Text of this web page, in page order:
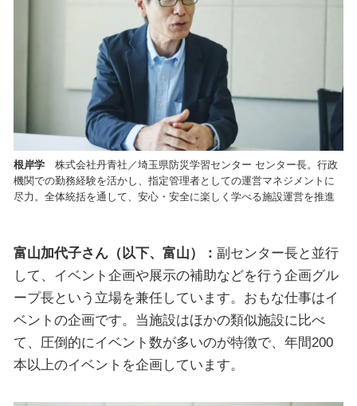
根岸学株式会社丹青社／埼玉県防災学習センター センター長。行政
機関での勤務経験を活かし、指定管理者としての運営マネジメントに
尽力。全体統括を通して、安心・安全に楽しく学べる施設運営を推進
富山加代子さん（以下、富山）： 副センター長と並行
して、イベント企画や展示の補助などを行う企画グル
ープ長という立場を兼任しています。おもな仕事はイ
ベントの企画です。当施設はほかの類似施設に比べ
て、圧倒的にイベント数が多いのが特徴で、年間200
本以上のイベントを企画しています。